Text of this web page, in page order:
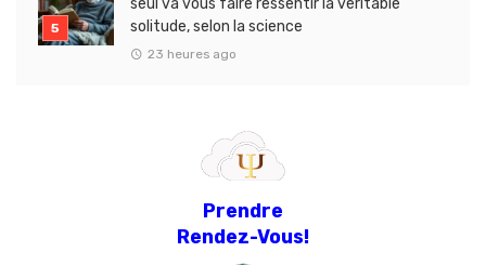
seul va vous faire ressentir la véritable
solitude, selon la science
23 heures ago
Prendre
Rendez-Vous!